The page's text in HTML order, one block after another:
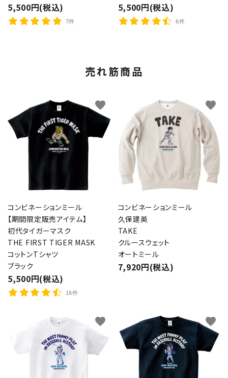
5,500円(税込)
7件
5,500円(税込)
6件
売れ筋商品
コンビネーションミール
【期間限定販売アイテム】
初代タイガーマスク
THE FIRST TIGER MASK
コットンTシャツ
ブラック
5,500円(税込)
16件
favorite
コンビネーションミール
久保建英
TAKE
クルースウェット
オートミール
7,920円(税込)
favorite
favorite favorite